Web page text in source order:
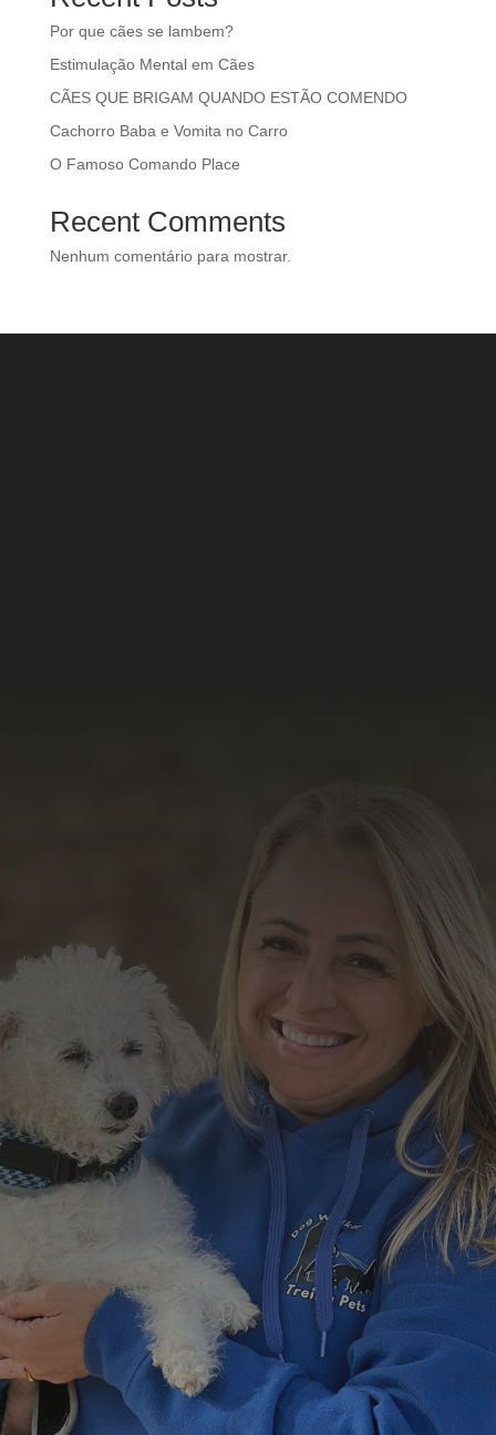
Por que cães se lambem?
Estimulação Mental em Cães
CÃES QUE BRIGAM QUANDO ESTÃO COMENDO
Cachorro Baba e Vomita no Carro
O Famoso Comando Place
Recent Comments
Nenhum comentário para mostrar.
Formulário de Contato